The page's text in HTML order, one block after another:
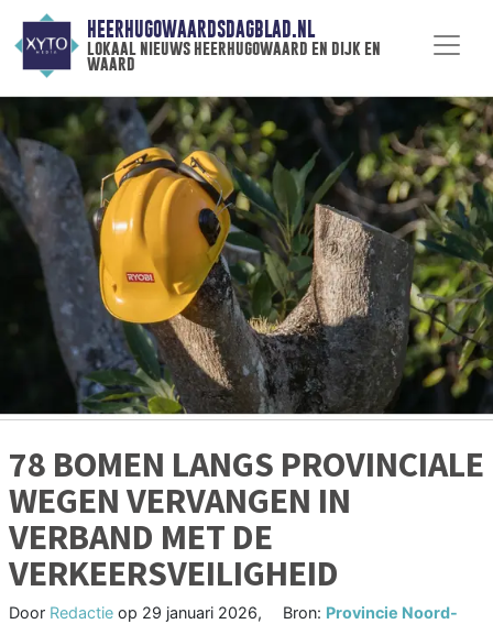
HEERHUGOWAARDSDAGBLAD.NL
lokaal nieuws heerhugowaard en dijk en
waard
78 BOMEN LANGS PROVINCIALE
WEGEN VERVANGEN IN
VERBAND MET DE
VERKEERSVEILIGHEID
Door Redactie op 29 januari 2026,
Bron: Provincie Noord-